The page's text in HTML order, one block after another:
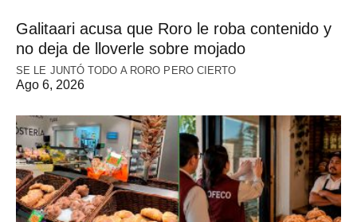
Galitaari acusa que Roro le roba contenido y
no deja de lloverle sobre mojado
SE LE JUNTÓ TODO A RORO PERO CIERTO
Ago 6, 2026